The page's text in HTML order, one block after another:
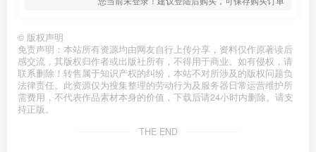
© 版权声明
免责声明：本站所有资源均由网友自行上传分享，资料仅作原著读后
感交流，其版权归作者或出版社所有，不得用于商业。如有侵权，请
联系删除！转售属于知识产权的纠纷，本站不对所涉及的版权问题负
法律责任。此资源仅为搜集整理的劳动行为及服务器日常运营维护所
需费用，不代表作品素材本身的价值，下载后请24小时内删除。请支
持正版。
THE END